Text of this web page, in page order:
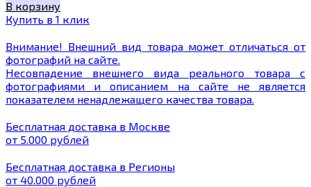
В корзину
Купить в 1 клик
Внимание! Внешний вид товара может отличаться от
фотографий на сайте.
Несовпадение внешнего вида реального товара с
фотографиями и описанием на сайте не является
показателем ненадлежащего качества товара.
Бесплатная доставка в Москве
от 5.000 рублей
Бесплатная доставка в Регионы
от 40.000 рублей